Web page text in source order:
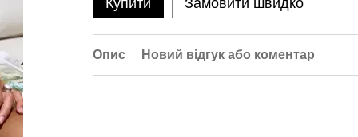
Купити Замовити швидко
Опис Новий відгук або коментар